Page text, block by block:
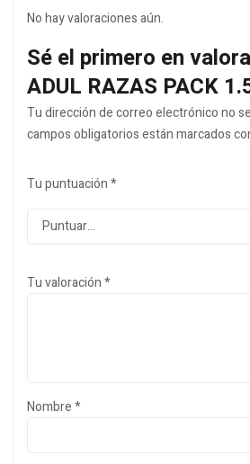
No hay valoraciones aún.
Sé el primero en
ADUL RAZAS PACK
Tu dirección de correo electrónico no
campos obligatorios están marcados
Tu puntuación*
Tu valoración*
Nombre*